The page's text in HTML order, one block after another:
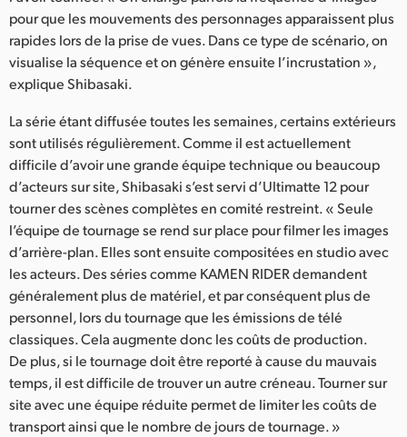
pour que les mouvements des personnages apparaissent plus
rapides lors de la prise de vues. Dans ce type de scénario, on
visualise la séquence et on génère ensuite l’incrustation »,
explique Shibasaki.
La série étant diffusée toutes les semaines, certains extérieurs
sont utilisés régulièrement. Comme il est actuellement
difficile d’avoir une grande équipe technique ou beaucoup
d’acteurs sur site, Shibasaki s’est servi d’Ultimatte 12 pour
tourner des scènes complètes en comité restreint. « Seule
l’équipe de tournage se rend sur place pour filmer les images
d’arrière-plan. Elles sont ensuite compositées en studio avec
les acteurs. Des séries comme KAMEN RIDER demandent
généralement plus de matériel, et par conséquent plus de
personnel, lors du tournage que les émissions de télé
classiques. Cela augmente donc les coûts de production.
De plus, si le tournage doit être reporté à cause du mauvais
temps, il est difficile de trouver un autre créneau. Tourner sur
site avec une équipe réduite permet de limiter les coûts de
transport ainsi que le nombre de jours de tournage. »